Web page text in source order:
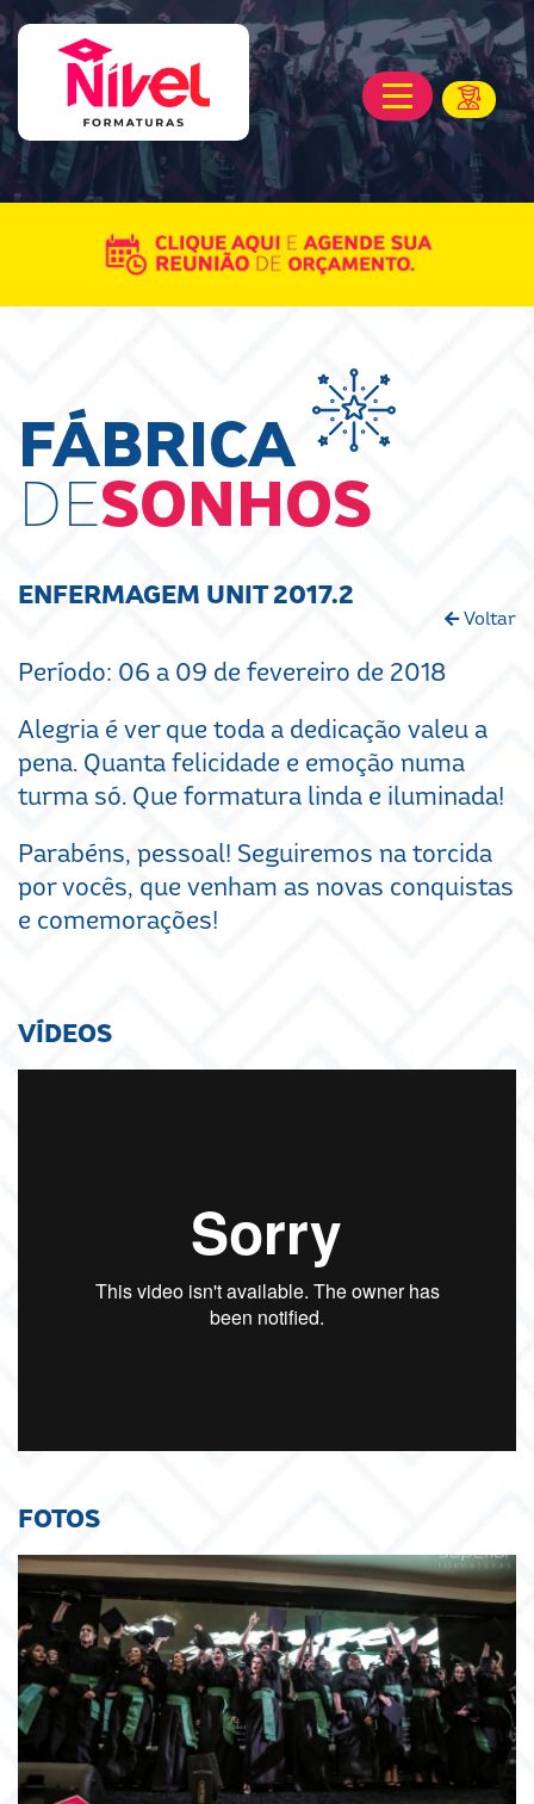
FÁBRICA
DESONHOS
ENFERMAGEM UNIT 2017.2
Voltar
Período: 06 a 09 de fevereiro de 2018
Alegria é ver que toda a dedicação valeu a
pena. Quanta felicidade e emoção numa
turma só. Que formatura linda e iluminada!
Parabéns, pessoal! Seguiremos na torcida
por vocês, que venham as novas conquistas
e comemorações!
VÍDEOS
FOTOS